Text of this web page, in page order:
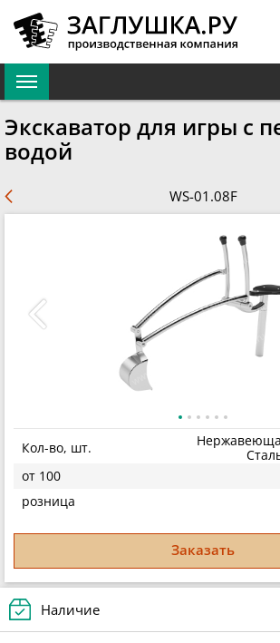
Экскаватор для игры с
водой
WS-01.08F
Кол-во, шт.
от 100
розница
Заказать
Наличие